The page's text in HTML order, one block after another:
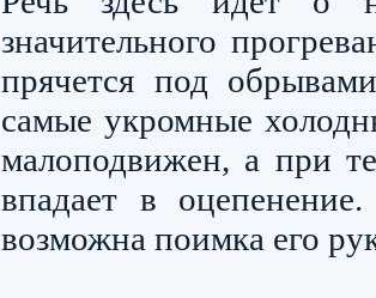
значительного
прячется под
самые укромные
малоподвижен, а при
впадает в
возможна поимка его